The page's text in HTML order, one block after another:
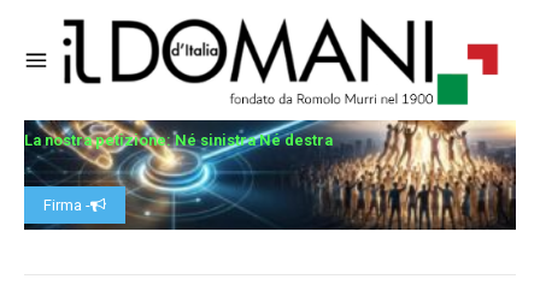
La nostra petizione: Né sinistra Né destra
Firma -